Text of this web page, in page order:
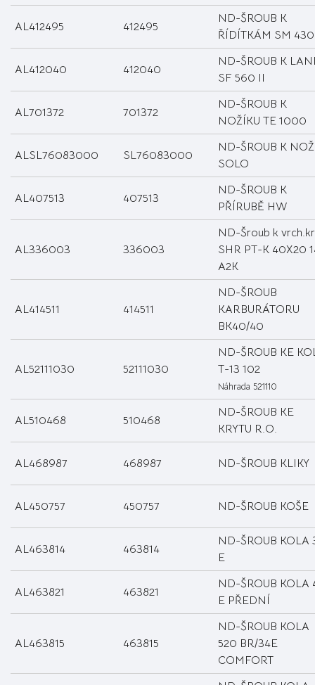
AL412495 412495
ND-ŠROUB K
ŘÍDÍTKÁM SM
AL412040 412040
ND-ŠROUB K
SF 560 II
AL701372 701372
ND-ŠROUB K
NOŽÍKU TE 1000
ALSL76083000 SL76083000
ND-ŠROUB K
SOLO
AL407513 407513
ND-ŠROUB K
PŘÍRUBĚ HW
AL336003 336003
ND-Šroub k
SHR PT-K 40X20
A2K
AL414511 414511
ND-ŠROUB
KARBURÁTORU
BK40/40
AL52111030 52111030
ND-ŠROUB KE
T-13 102
Náhrada 521110
AL510468 510468
ND-ŠROUB KE
KRYTU R.O.
AL468987 468987 ND-ŠROUB KLIKY
AL450757 450757 ND-ŠROUB KOŠE
AL463814 463814
ND-ŠROUB KOLA
E
AL463821 463821
ND-ŠROUB KOLA
E PŘEDNÍ
AL463815 463815
ND-ŠROUB KOLA
520 BR/34E
COMFORT